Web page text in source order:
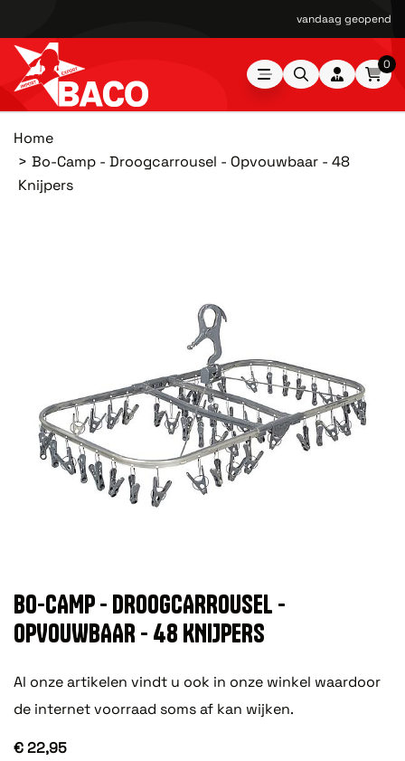
vandaag geopend
0
Home
Bo-Camp - Droogcarrousel - Opvouwbaar - 48
Knijpers
BO-CAMP - DROOGCARROUSEL -
OPVOUWBAAR - 48 KNIJPERS
Al onze artikelen vindt u ook in onze winkel waardoor
de internet voorraad soms af kan wijken.
€ 22,95